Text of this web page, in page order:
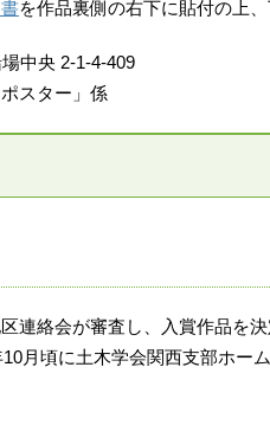
を作品裏側の右下に貼付の上
中央 2-1-4-409
スター」係
連絡会が審査し、入賞作品を決
月頃に土木学会関西支部ホー